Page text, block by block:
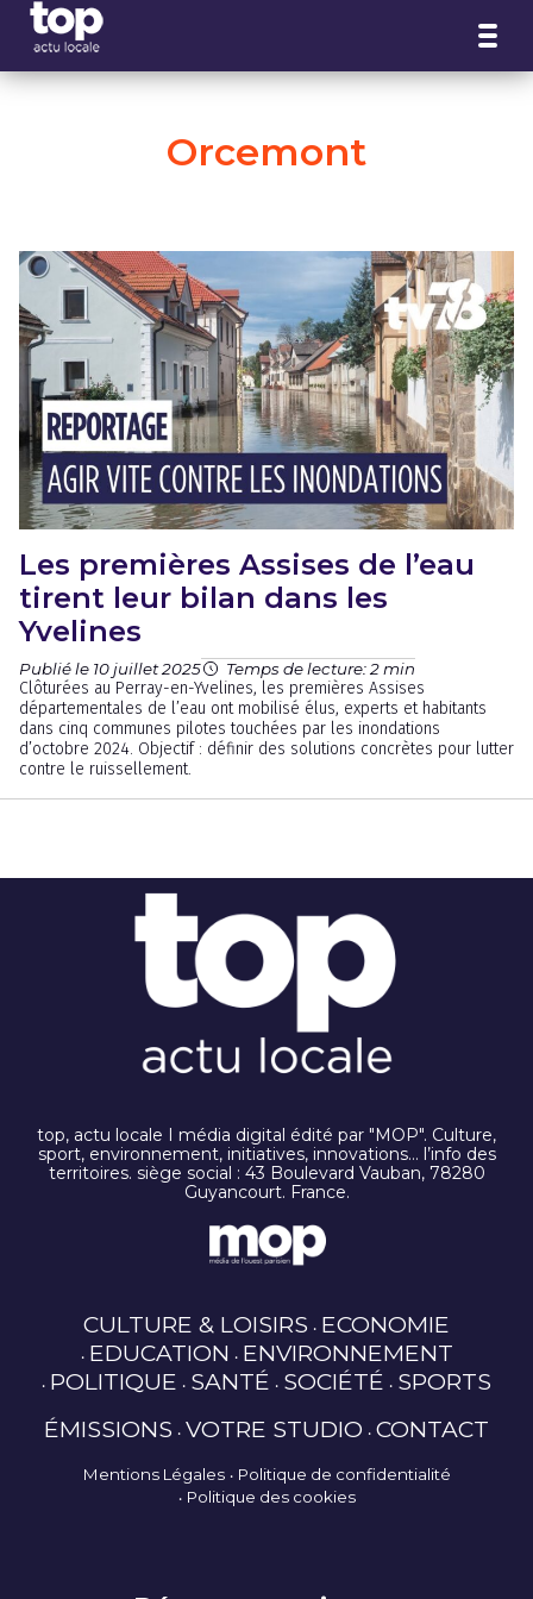
Orcemont
Les premières Assises de l’eau
tirent leur bilan dans les
Yvelines
Publié le 10 juillet 2025 Temps de lecture: 2 min
Clôturées au Perray-en-Yvelines, les premières Assises
départementales de l’eau ont mobilisé élus, experts et habitants
dans cinq communes pilotes touchées par les inondations
d’octobre 2024. Objectif : définir des solutions concrètes pour lutter
contre le ruissellement.
top, actu locale I média digital édité par "MOP". Culture,
sport, environnement, initiatives, innovations… l’info des
territoires. siège social : 43 Boulevard Vauban, 78280
Guyancourt. France.
CULTURE & LOISIRS ECONOMIE
EDUCATION ENVIRONNEMENT
POLITIQUE SANTÉ SOCIÉTÉ SPORTS
ÉMISSIONS VOTRE STUDIO CONTACT
Mentions Légales
Politique de confidentialité
Politique des cookies
Panneau de gestion des cookies